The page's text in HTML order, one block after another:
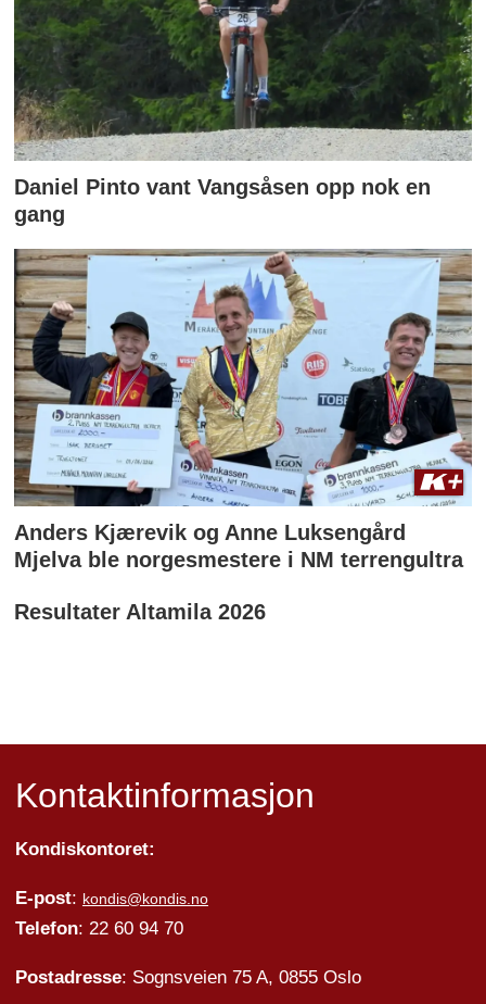
Daniel Pinto vant Vangsåsen opp nok en
gang
Anders Kjærevik og Anne Luksengård
Mjelva ble norgesmestere i NM terrengultra
Resultater Altamila 2026
Kontaktinformasjon
Kondiskontoret:
E-post: kondis@kondis.no
Telefon: 22 60 94 70
Postadresse: Sognsveien 75 A, 0855 Oslo